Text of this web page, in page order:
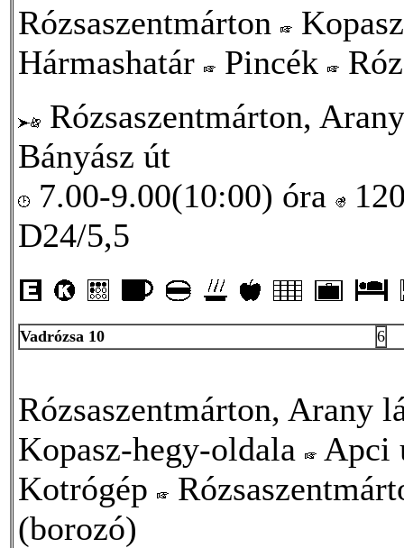
Rózsaszentmárton
Hármashatár
Pincék
Rózsaszentmárton,
Bányász út
7.00-9.00(10:00) óra
D24/5,5
Vadrózsa 10 6
Rózsaszentmárton, Arany
Kopasz-hegy-oldala
Apci
Kotrógép
(borozó)